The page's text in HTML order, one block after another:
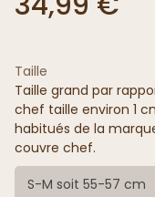
Taille
Taille grand par
chef taille environ 1
habitués de la
couvre chef.
S-M soit 55-57 cm